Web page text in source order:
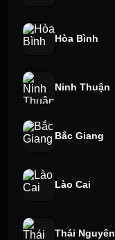
Hòa Bình
Ninh Thuận
Bắc Giang
Lào Cai
Thái Nguyên